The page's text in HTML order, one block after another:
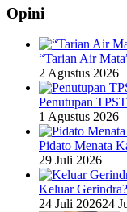
Opini
“Tarian Air
2 Agustus 2026
Penutupan
1 Agustus 2026
Pidato Menata
29 Juli 2026
Keluar
24 Juli 202624